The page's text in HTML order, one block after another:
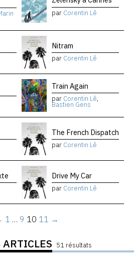
par Corentin Lê
Nitram
par Corentin Lê
Train Again
par Corentin Lê,
Bastien Gens
The French Dispatch
par Corentin Lê
Drive My Car
par Corentin Lê
1 … 9 10 11 →
51 résultats